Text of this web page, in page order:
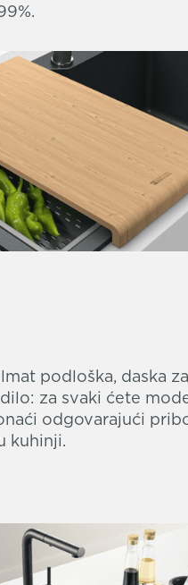
podloška, daska
za svaki ćete
odgovarajući
kuhinji.